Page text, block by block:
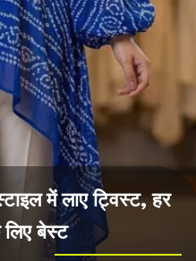
में लाए ट्विस्ट, हर
बेस्ट